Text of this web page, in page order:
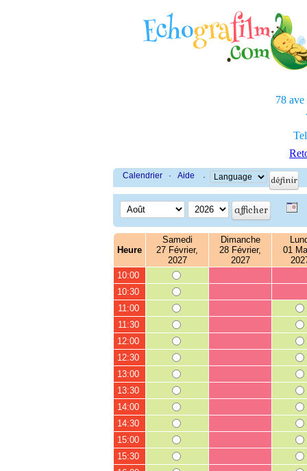
78 ave
Calendrier · Aide ·
Heure
Samedi
27 Février,
2027
Dimanche
28 Février,
2027
01
10:00
10:30
11:00
11:30
12:00
12:30
13:00
13:30
14:00
14:30
15:00
15:30